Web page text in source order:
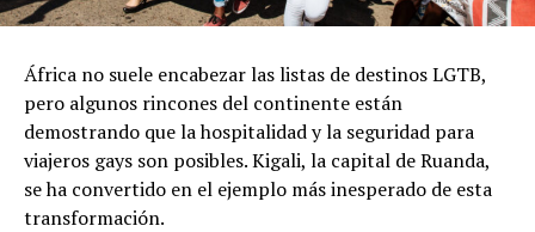
África no suele encabezar las listas de destinos LGTB,
pero algunos rincones del continente están
demostrando que la hospitalidad y la seguridad para
viajeros gays son posibles. Kigali, la capital de Ruanda,
se ha convertido en el ejemplo más inesperado de esta
transformación.